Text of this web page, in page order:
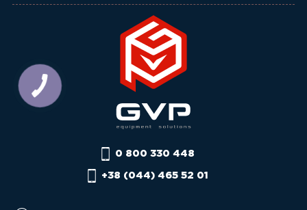
0 800 330 448
+38 (044) 465 52 01